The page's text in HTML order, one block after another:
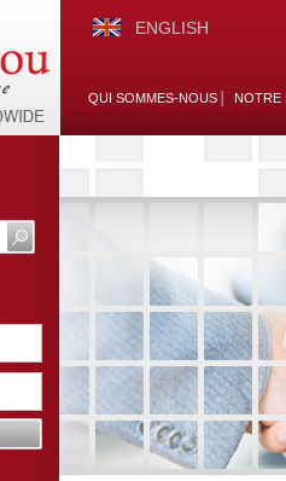
ENGLISH
QUI SOMMES-NOUS NOTRE